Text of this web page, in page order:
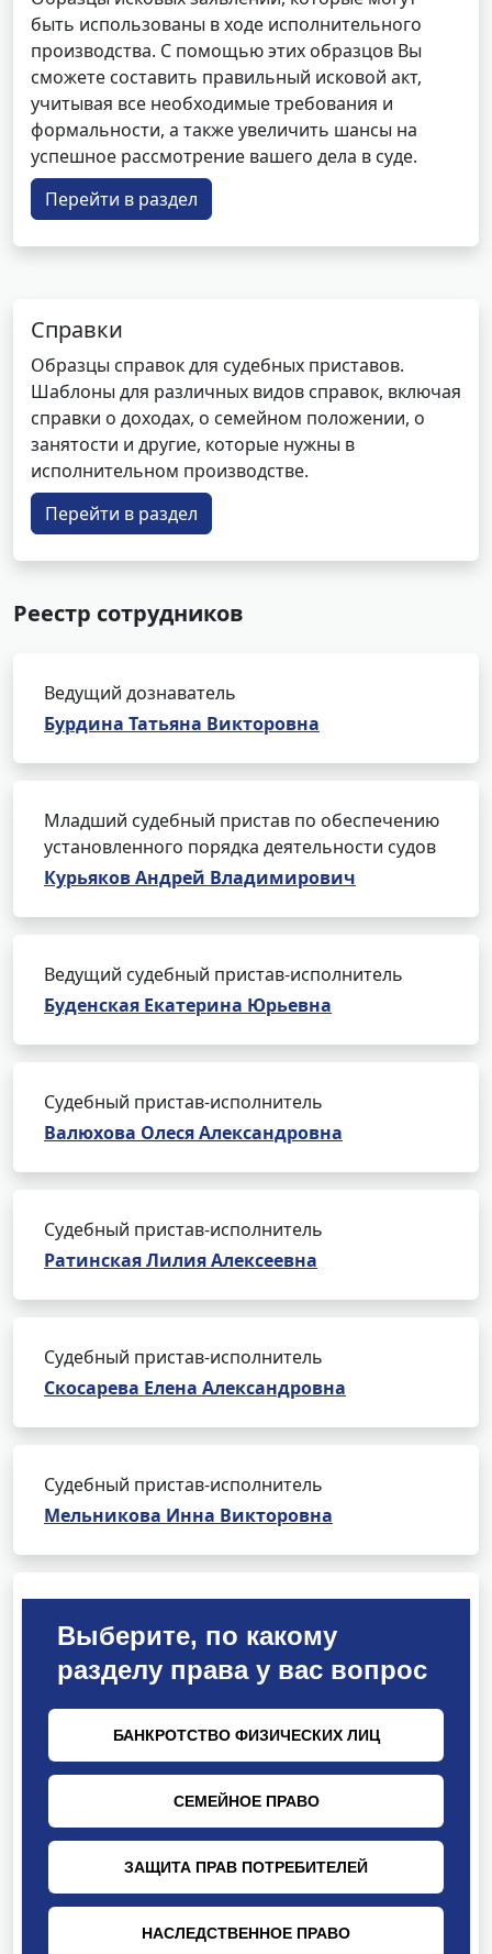
быть использованы в ходе исполнительного
производства. С помощью этих образцов Вы
сможете составить правильный исковой акт,
учитывая все необходимые требования и
формальности, а также увеличить шансы на
успешное рассмотрение вашего дела в суде.
Перейти в раздел
Справки
Образцы справок для судебных приставов.
Шаблоны для различных видов справок, включая
справки о доходах, о семейном положении, о
занятости и другие, которые нужны в
исполнительном производстве.
Перейти в раздел
Реестр сотрудников
Ведущий дознаватель
Бурдина Татьяна Викторовна
Младший судебный пристав по обеспечению
установленного порядка деятельности судов
Курьяков Андрей Владимирович
Ведущий судебный пристав-исполнитель
Буденская Екатерина Юрьевна
Судебный пристав-исполнитель
Валюхова Олеся Александровна
Судебный пристав-исполнитель
Ратинская Лилия Алексеевна
Судебный пристав-исполнитель
Скосарева Елена Александровна
Судебный пристав-исполнитель
Мельникова Инна Викторовна